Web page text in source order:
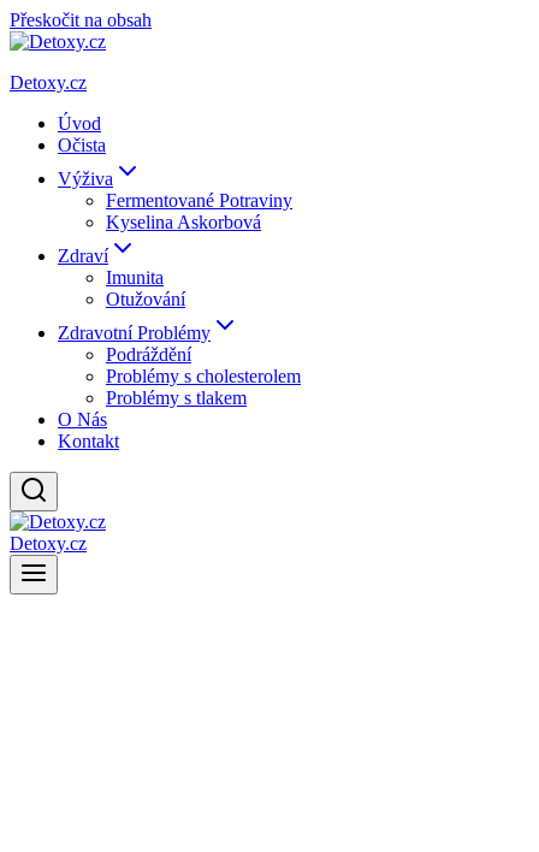
Přeskočit na obsah
Detoxy.cz
Úvod
Očista
Výživa
Fermentované Potraviny
Kyselina Askorbová
Zdraví
Imunita
Otužování
Zdravotní Problémy
Podráždění
Problémy s cholesterolem
Problémy s tlakem
O Nás
Kontakt
Detoxy.cz